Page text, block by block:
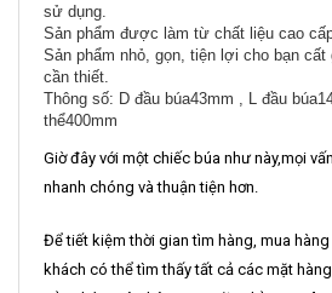
sử dụng.
Sản phẩm được làm từ chất liệu cao
Sản phẩm nhỏ, gọn, tiện lợi cho bạn
cần thiết.
Thông số: D đầu búa43mm , L đầu
thể400mm
Giờ đây với một chiếc búa như này,mọi
nhanh chóng và thuận tiện hơn.
Để tiết kiệm thời gian tìm hàng, mua hàng
khách có thể tìm thấy tất cả các mặt